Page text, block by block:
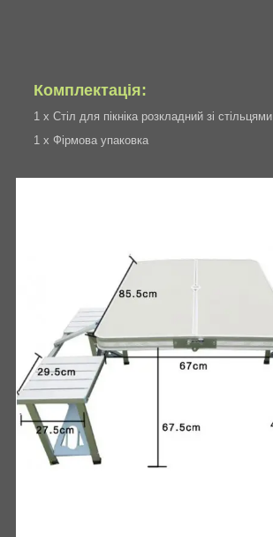
Комплектація:
1 х Стіл для пікніка розкладний зі стільцями
1 х Фірмова упаковка